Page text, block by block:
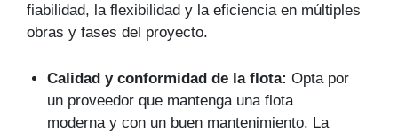
fiabilidad, la flexibilidad y la eficiencia en múltiples
obras y fases del proyecto.
Calidad y conformidad de la flota: Opta por
un proveedor que mantenga una flota
moderna y con un buen mantenimiento. La